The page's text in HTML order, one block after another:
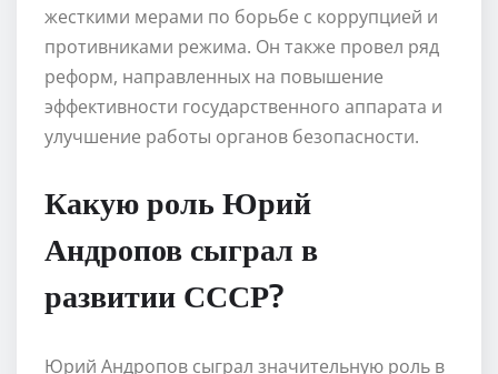
жесткими мерами по борьбе с коррупцией и
противниками режима. Он также провел ряд
реформ, направленных на повышение
эффективности государственного аппарата и
улучшение работы органов безопасности.
Какую роль Юрий
Андропов сыграл в
развитии СССР?
Юрий Андропов сыграл значительную роль в